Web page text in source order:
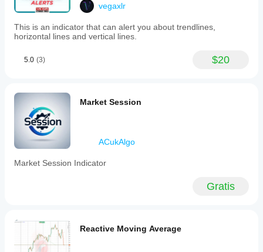
vegaxlr
This is an indicator that can alert you about trendlines,
horizontal lines and vertical lines.
5.0 (3) $20
Market Session
ACukAlgo
Market Session Indicator
Gratis
Reactive Moving Average